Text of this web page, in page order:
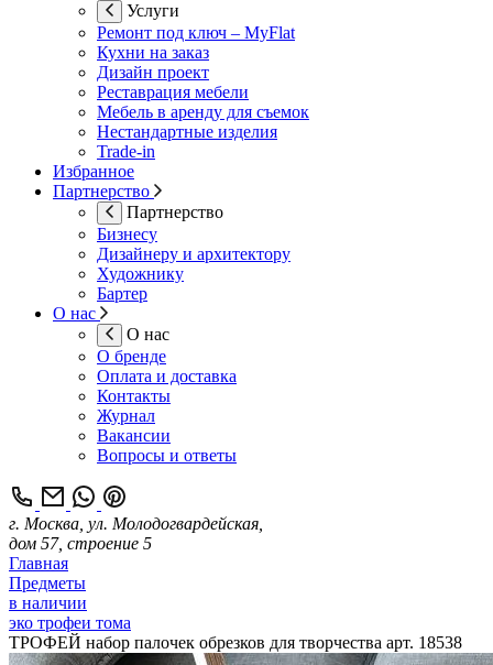
Услуги
Ремонт под ключ – MyFlat
Кухни на заказ
Дизайн проект
Реставрация мебели
Мебель в аренду для съемок
Нестандартные изделия
Trade-in
Избранное
Партнерство
Партнерство
Бизнесу
Дизайнеру и архитектору
Художнику
Бартер
О нас
О нас
О бренде
Оплата и доставка
Контакты
Журнал
Вакансии
Вопросы и ответы
г. Москва, ул. Молодогвардейская,
дом 57, строение 5
Главная
Предметы
в наличии
эко трофеи тома
ТРОФЕЙ набор палочек обрезков для творчества арт. 18538